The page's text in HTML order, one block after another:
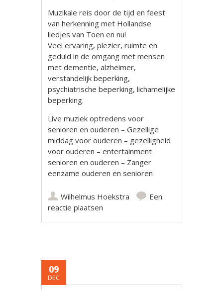
Muzikale reis door de tijd en feest
van herkenning met Hollandse
liedjes van Toen en nu!
Veel ervaring, plezier, ruimte en
geduld in de omgang met mensen
met dementie, alzheimer,
verstandelijk beperking,
psychiatrische beperking, lichamelijke
beperking.
Live muziek optredens voor
senioren en ouderen – Gezellige
middag voor ouderen – gezelligheid
voor ouderen – entertainment
senioren en ouderen – Zanger
eenzame ouderen en senioren
Wilhelmus Hoekstra
Een
reactie plaatsen
09
DEC